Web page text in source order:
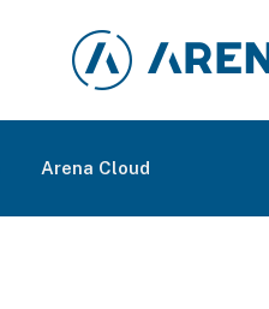
Arena Cloud